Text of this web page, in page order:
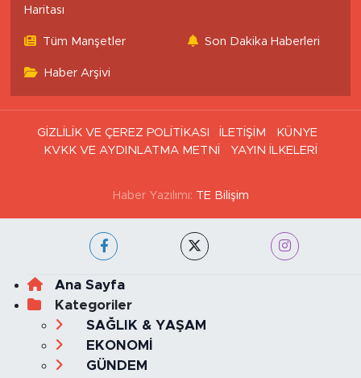
Haritası
Tüm Manşetler Son Dakika Haberleri
Haber Arşivi
GİZLİLİK VE ÇEREZ POLİTİKASI İLETİŞİM
KÜNYE
KVKK VE AYDINLATMA METNİ
YAYIN İLKELERİ
Haber Yazılımı: TE Bilişim
Ana Sayfa
Kategoriler
SAĞLIK & YAŞAM
EKONOMİ
GÜNDEM